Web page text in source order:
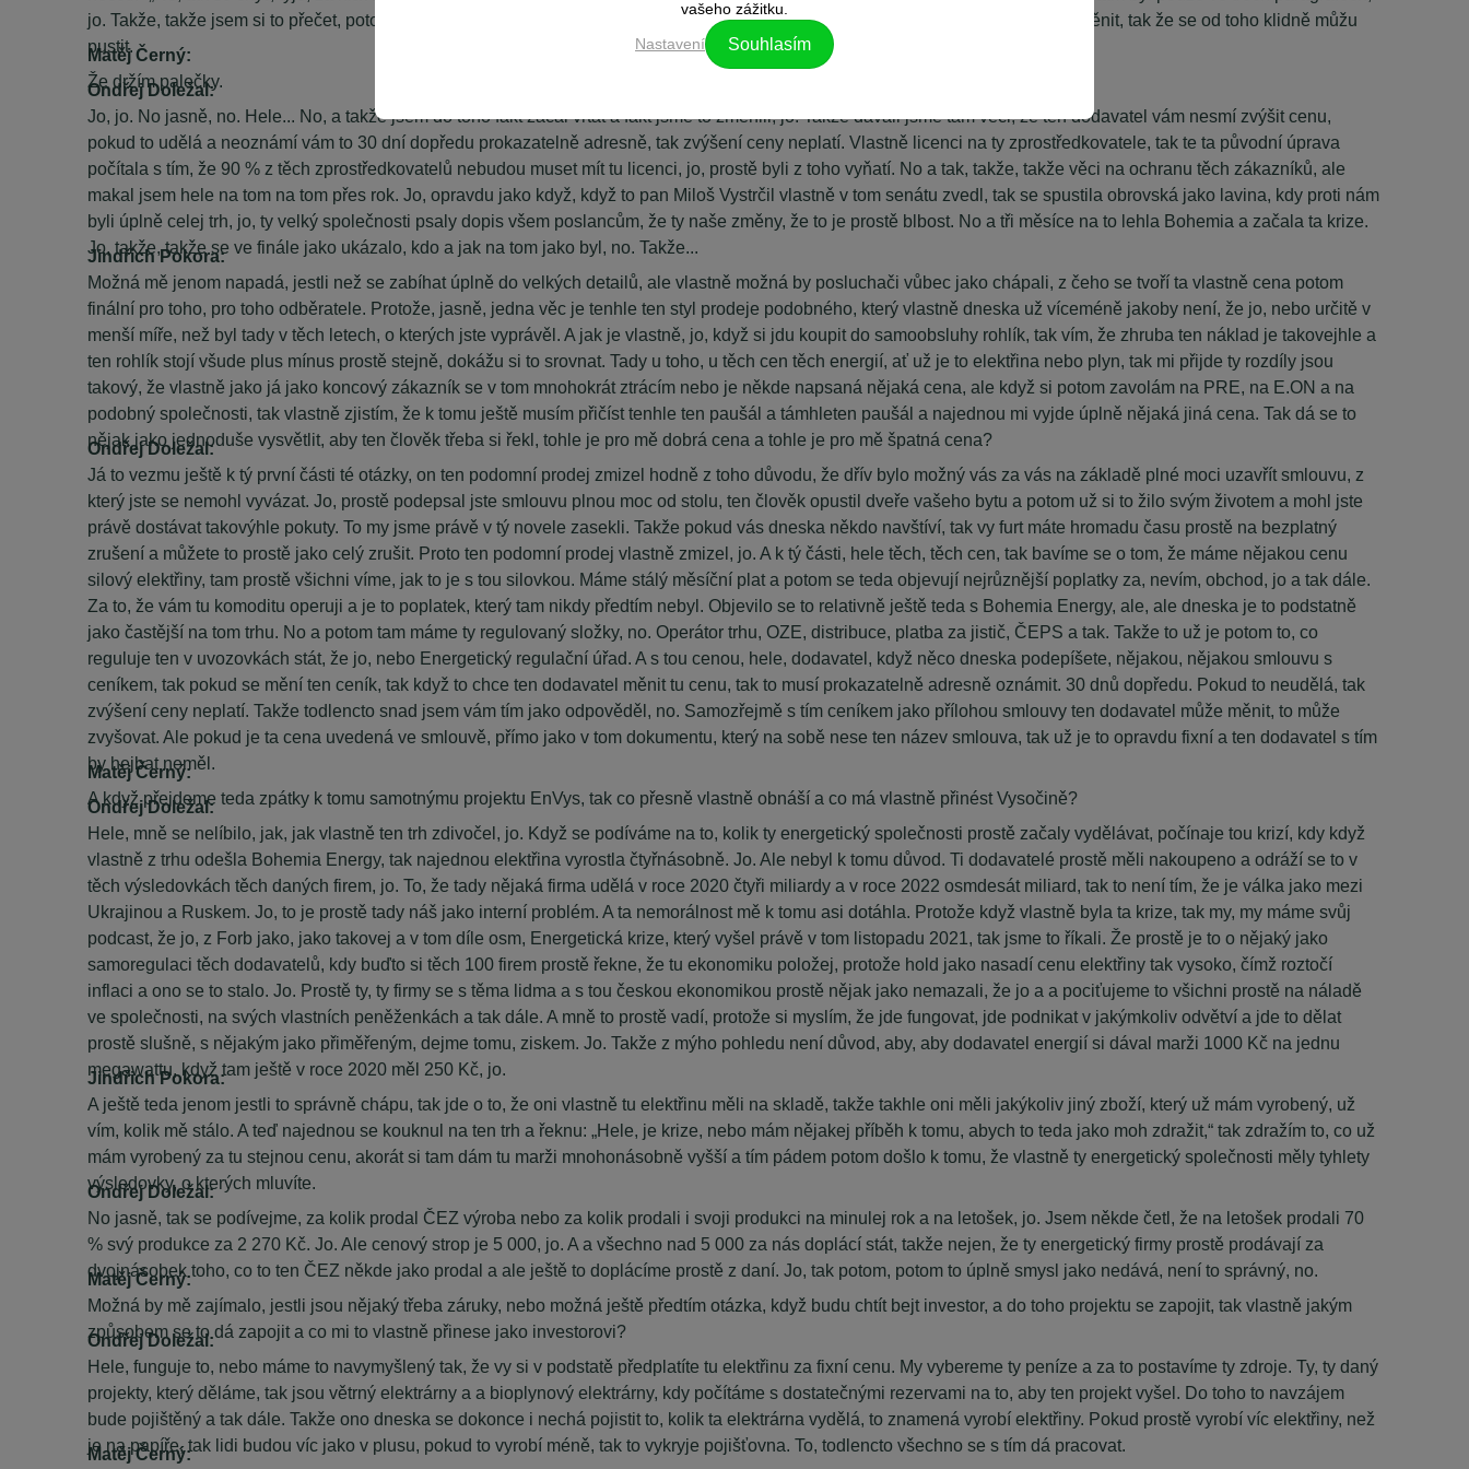
jo. Takže, takže jsem si to přečet, potom jsem volal naštvanej na Energetický regulační úřad. Tam mi řekli, že jestli to chci nějak změnit, tak že se od toho klidně můžu
pustit.
Matěj Černý:
Že držím palečky.
Ondřej Doležal:
Jo, jo. No jasně, no. Hele... No, a takže jsem do toho fakt začal vrtat a fakt jsme to změnili, jo. Takže dávali jsme tam věci, že ten dodavatel vám nesmí zvýšit cenu,
pokud to udělá a neoznámí vám to 30 dní dopředu prokazatelně adresně, tak zvýšení ceny neplatí. Vlastně licenci na ty zprostředkovatele, tak te ta původní úprava
počítala s tím, že 90 % z těch zprostředkovatelů nebudou muset mít tu licenci, jo, prostě byli z toho vyňatí. No a tak, takže, takže věci na ochranu těch zákazníků, ale
makal jsem hele na tom na tom přes rok. Jo, opravdu jako když, když to pan Miloš Vystrčil vlastně v tom senátu zvedl, tak se spustila obrovská jako lavina, kdy proti nám
byli úplně celej trh, jo, ty velký společnosti psaly dopis všem poslancům, že ty naše změny, že to je prostě blbost. No a tři měsíce na to lehla Bohemia a začala ta krize.
Jo, takže, takže se ve finále jako ukázalo, kdo a jak na tom jako byl, no. Takže...
Jindřich Pokora:
Možná mě jenom napadá, jestli než se zabíhat úplně do velkých detailů, ale vlastně možná by posluchači vůbec jako chápali, z čeho se tvoří ta vlastně cena potom
finální pro toho, pro toho odběratele. Protože, jasně, jedna věc je tenhle ten styl prodeje podobného, který vlastně dneska už víceméně jakoby není, že jo, nebo určitě v
menší míře, než byl tady v těch letech, o kterých jste vyprávěl. A jak je vlastně, jo, když si jdu koupit do samoobsluhy rohlík, tak vím, že zhruba ten náklad je takovejhle a
ten rohlík stojí všude plus mínus prostě stejně, dokážu si to srovnat. Tady u toho, u těch cen těch energií, ať už je to elektřina nebo plyn, tak mi přijde ty rozdíly jsou
takový, že vlastně jako já jako koncový zákazník se v tom mnohokrát ztrácím nebo je někde napsaná nějaká cena, ale když si potom zavolám na PRE, na E.ON a na
podobný společnosti, tak vlastně zjistím, že k tomu ještě musím přičíst tenhle ten paušál a támhleten paušál a najednou mi vyjde úplně nějaká jiná cena. Tak dá se to
nějak jako jednoduše vysvětlit, aby ten člověk třeba si řekl, tohle je pro mě dobrá cena a tohle je pro mě špatná cena?
Ondřej Doležal:
Já to vezmu ještě k tý první části té otázky, on ten podomní prodej zmizel hodně z toho důvodu, že dřív bylo možný vás za vás na základě plné moci uzavřít smlouvu, z
který jste se nemohl vyvázat. Jo, prostě podepsal jste smlouvu plnou moc od stolu, ten člověk opustil dveře vašeho bytu a potom už si to žilo svým životem a mohl jste
právě dostávat takovýhle pokuty. To my jsme právě v tý novele zasekli. Takže pokud vás dneska někdo navštíví, tak vy furt máte hromadu času prostě na bezplatný
zrušení a můžete to prostě jako celý zrušit. Proto ten podomní prodej vlastně zmizel, jo. A k tý části, hele těch, těch cen, tak bavíme se o tom, že máme nějakou cenu
silový elektřiny, tam prostě všichni víme, jak to je s tou silovkou. Máme stálý měsíční plat a potom se teda objevují nejrůznější poplatky za, nevím, obchod, jo a tak dále.
Za to, že vám tu komoditu operuji a je to poplatek, který tam nikdy předtím nebyl. Objevilo se to relativně ještě teda s Bohemia Energy, ale, ale dneska je to podstatně
jako častější na tom trhu. No a potom tam máme ty regulovaný složky, no. Operátor trhu, OZE, distribuce, platba za jistič, ČEPS a tak. Takže to už je potom to, co
reguluje ten v uvozovkách stát, že jo, nebo Energetický regulační úřad. A s tou cenou, hele, dodavatel, když něco dneska podepíšete, nějakou, nějakou smlouvu s
ceníkem, tak pokud se mění ten ceník, tak když to chce ten dodavatel měnit tu cenu, tak to musí prokazatelně adresně oznámit. 30 dnů dopředu. Pokud to neudělá, tak
zvýšení ceny neplatí. Takže todlencto snad jsem vám tím jako odpověděl, no. Samozřejmě s tím ceníkem jako přílohou smlouvy ten dodavatel může měnit, to může
zvyšovat. Ale pokud je ta cena uvedená ve smlouvě, přímo jako v tom dokumentu, který na sobě nese ten název smlouva, tak už je to opravdu fixní a ten dodavatel s tím
by hejbat neměl.
Matěj Černý:
A když přejdeme teda zpátky k tomu samotnýmu projektu EnVys, tak co přesně vlastně obnáší a co má vlastně přinést Vysočině?
Ondřej Doležal:
Hele, mně se nelíbilo, jak, jak vlastně ten trh zdivočel, jo. Když se podíváme na to, kolik ty energetický společnosti prostě začaly vydělávat, počínaje tou krizí, kdy když
vlastně z trhu odešla Bohemia Energy, tak najednou elektřina vyrostla čtyřnásobně. Jo. Ale nebyl k tomu důvod. Ti dodavatelé prostě měli nakoupeno a odráží se to v
těch výsledovkách těch daných firem, jo. To, že tady nějaká firma udělá v roce 2020 čtyři miliardy a v roce 2022 osmdesát miliard, tak to není tím, že je válka jako mezi
Ukrajinou a Ruskem. Jo, to je prostě tady náš jako interní problém. A ta nemorálnost mě k tomu asi dotáhla. Protože když vlastně byla ta krize, tak my, my máme svůj
podcast, že jo, z Forb jako, jako takovej a v tom díle osm, Energetická krize, který vyšel právě v tom listopadu 2021, tak jsme to říkali. Že prostě je to o nějaký jako
samoregulaci těch dodavatelů, kdy buďto si těch 100 firem prostě řekne, že tu ekonomiku položej, protože hold jako nasadí cenu elektřiny tak vysoko, čímž roztočí
inflaci a ono se to stalo. Jo. Prostě ty, ty firmy se s těma lidma a s tou českou ekonomikou prostě nějak jako nemazali, že jo a a pociťujeme to všichni prostě na náladě
ve společnosti, na svých vlastních peněženkách a tak dále. A mně to prostě vadí, protože si myslím, že jde fungovat, jde podnikat v jakýmkoliv odvětví a jde to dělat
prostě slušně, s nějakým jako přiměřeným, dejme tomu, ziskem. Jo. Takže z mýho pohledu není důvod, aby, aby dodavatel energií si dával marži 1000 Kč na jednu
megawattu, když tam ještě v roce 2020 měl 250 Kč, jo.
Jindřich Pokora:
A ještě teda jenom jestli to správně chápu, tak jde o to, že oni vlastně tu elektřinu měli na skladě, takže takhle oni měli jakýkoliv jiný zboží, který už mám vyrobený, už
vím, kolik mě stálo. A teď najednou se kouknul na ten trh a řeknu: „Hele, je krize, nebo mám nějakej příběh k tomu, abych to teda jako moh zdražit,“ tak zdražím to, co už
mám vyrobený za tu stejnou cenu, akorát si tam dám tu marži mnohonásobně vyšší a tím pádem potom došlo k tomu, že vlastně ty energetický společnosti měly tyhlety
výsledovky, o kterých mluvíte.
Ondřej Doležal:
No jasně, tak se podívejme, za kolik prodal ČEZ výroba nebo za kolik prodali i svoji produkci na minulej rok a na letošek, jo. Jsem někde četl, že na letošek prodali 70
% svý produkce za 2 270 Kč. Jo. Ale cenový strop je 5 000, jo. A a všechno nad 5 000 za nás doplácí stát, takže nejen, že ty energetický firmy prostě prodávají za
dvojnásobek toho, co to ten ČEZ někde jako prodal a ale ještě to doplácíme prostě z daní. Jo, tak potom, potom to úplně smysl jako nedává, není to správný, no.
Matěj Černý:
Možná by mě zajímalo, jestli jsou nějaký třeba záruky, nebo možná ještě předtím otázka, když budu chtít bejt investor, a do toho projektu se zapojit, tak vlastně jakým
způsobem se to dá zapojit a co mi to vlastně přinese jako investorovi?
Ondřej Doležal:
Hele, funguje to, nebo máme to navymyšlený tak, že vy si v podstatě předplatíte tu elektřinu za fixní cenu. My vybereme ty peníze a za to postavíme ty zdroje. Ty, ty daný
projekty, který děláme, tak jsou větrný elektrárny a a bioplynový elektrárny, kdy počítáme s dostatečnými rezervami na to, aby ten projekt vyšel. Do toho to navzájem
bude pojištěný a tak dále. Takže ono dneska se dokonce i nechá pojistit to, kolik ta elektrárna vydělá, to znamená vyrobí elektřiny. Pokud prostě vyrobí víc elektřiny, než
je na papíře, tak lidi budou víc jako v plusu, pokud to vyrobí méně, tak to vykryje pojišťovna. To, todlencto všechno se s tím dá pracovat.
Matěj Černý:
vašeho zážitku.
Nastavení Souhlasím